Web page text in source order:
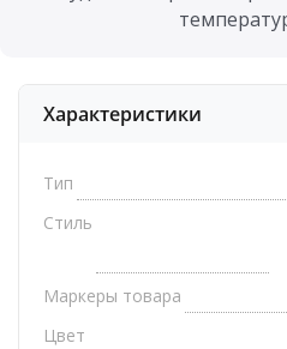
Характеристики
Тип
Стиль
Маркеры товара
Цвет